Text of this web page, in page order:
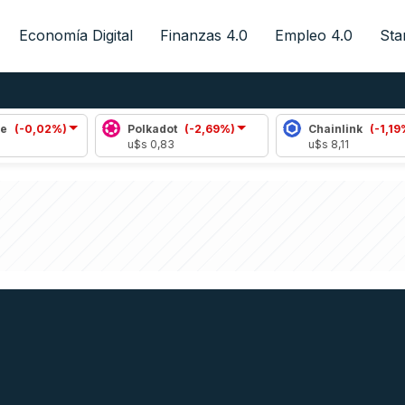
Economía Digital Finanzas 4.0 Empleo 4.0
Polkadot
(-2,69%)
Chainlink (-1,19%)